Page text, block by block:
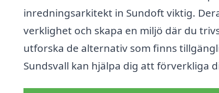
inredningsarkitekt in Sundoft viktig.
verklighet och skapa en miljö där du
utforska de alternativ som finns
Sundsvall kan hjälpa dig att förverkliga